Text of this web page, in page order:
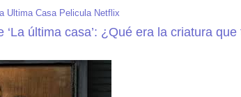
Ultima Casa Pelicula Netflix
‘La última casa’: ¿Qué era la criatura